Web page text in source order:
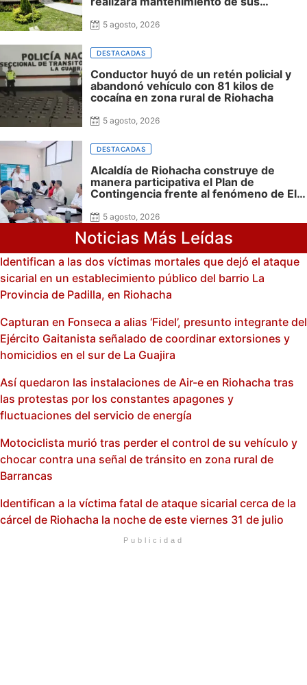
5 agosto, 2026
DESTACADAS
Conductor huyó de un retén policial y
abandonó vehículo con 81 kilos de
cocaína en zona rural de Riohacha
5 agosto, 2026
DESTACADAS
Alcaldía de Riohacha construye de
manera participativa el Plan de
Contingencia frente al fenómeno de El
5 agosto, 2026
Noticias Más Leídas
Identifican a las dos víctimas mortales que dejó el ataque
sicarial en un establecimiento público del barrio La
Provincia de Padilla, en Riohacha
Capturan en Fonseca a alias ‘Fidel’, presunto integrante del
Ejército Gaitanista señalado de coordinar extorsiones y
homicidios en el sur de La Guajira
Así quedaron las instalaciones de Air-e en Riohacha tras
las protestas por los constantes apagones y
fluctuaciones del servicio de energía
Motociclista murió tras perder el control de su vehículo y
chocar contra una señal de tránsito en zona rural de
Barrancas
Identifican a la víctima fatal de ataque sicarial cerca de la
cárcel de Riohacha la noche de este viernes 31 de julio
Publicidad